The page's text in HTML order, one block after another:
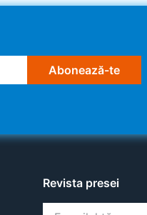
Abonează-te
Revista presei